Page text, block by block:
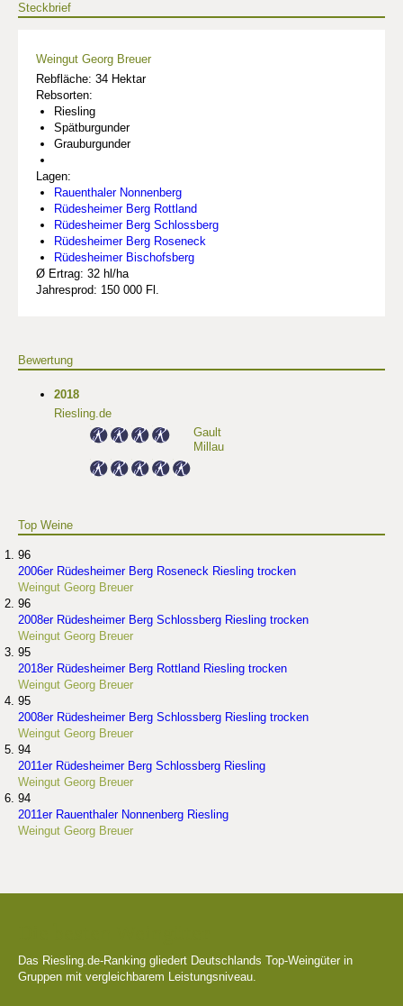
Steckbrief
Weingut Georg Breuer
Rebfläche: 34 Hektar
Rebsorten:
Riesling
Spätburgunder
Grauburgunder
Lagen:
Rauenthaler Nonnenberg
Rüdesheimer Berg Rottland
Rüdesheimer Berg Schlossberg
Rüdesheimer Berg Roseneck
Rüdesheimer Bischofsberg
Ø Ertrag: 32 hl/ha
Jahresprod: 150 000 Fl.
Bewertung
2018
Riesling.de
Gault
Millau
Top Weine
96
2006er Rüdesheimer Berg Roseneck Riesling trocken
Weingut Georg Breuer
96
2008er Rüdesheimer Berg Schlossberg Riesling trocken
Weingut Georg Breuer
95
2018er Rüdesheimer Berg Rottland Riesling trocken
Weingut Georg Breuer
95
2008er Rüdesheimer Berg Schlossberg Riesling trocken
Weingut Georg Breuer
94
2011er Rüdesheimer Berg Schlossberg Riesling
Weingut Georg Breuer
94
2011er Rauenthaler Nonnenberg Riesling
Weingut Georg Breuer
Das Riesling.de-Ranking gliedert Deutschlands Top-Weingüter in
Gruppen mit vergleichbarem Leistungsniveau.